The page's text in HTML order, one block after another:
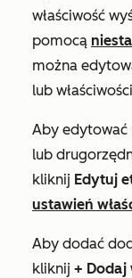
właściwość
pomocą
można
lub
Aby edytować
lub
kliknij Edytuj
ustawień
Aby dodać
kliknij + Dodaj